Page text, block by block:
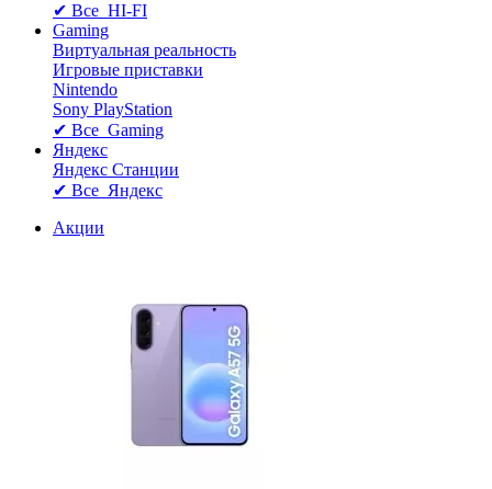
✔ Все HI-FI
Gaming
Виртуальная реальность
Игровые приставки
Nintendo
Sony PlayStation
✔ Все Gaming
Яндекс
Яндекс Станции
✔ Все Яндекс
Акции